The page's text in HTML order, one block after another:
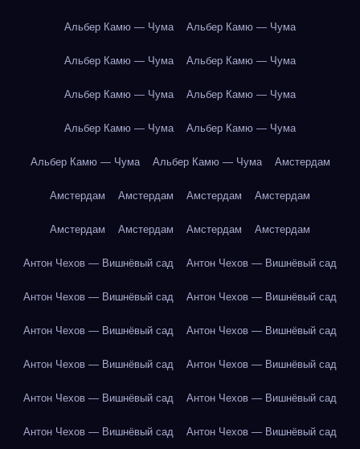
Альбер Камю — Чума Альбер Камю — Чума
Альбер Камю — Чума Альбер Камю — Чума
Альбер Камю — Чума Альбер Камю — Чума
Альбер Камю — Чума Альбер Камю — Чума
Альбер Камю — Чума Альбер Камю — Чума Амстердам
Амстердам Амстердам Амстердам Амстердам
Амстердам Амстердам Амстердам Амстердам
Антон Чехов — Вишнёвый сад Антон Чехов — Вишнёвый сад
Антон Чехов — Вишнёвый сад Антон Чехов — Вишнёвый сад
Антон Чехов — Вишнёвый сад Антон Чехов — Вишнёвый сад
Антон Чехов — Вишнёвый сад Антон Чехов — Вишнёвый сад
Антон Чехов — Вишнёвый сад Антон Чехов — Вишнёвый сад
Антон Чехов — Вишнёвый сад Антон Чехов — Вишнёвый сад